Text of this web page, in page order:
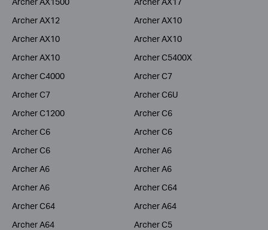
Archer AX12
Archer AX10
Archer AX10
Archer AX10
Archer AX10
Archer C5400X
Archer C4000
Archer C7
Archer C7
Archer C6U
Archer C1200
Archer C6
Archer C6
Archer C6
Archer C6
Archer A6
Archer A6
Archer A6
Archer A6
Archer C64
Archer C64
Archer A64
Archer A64
Archer C5